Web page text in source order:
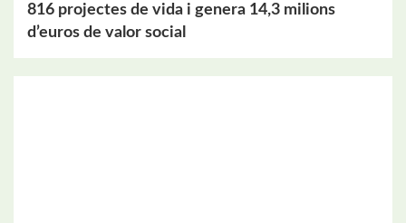
816 projectes de vida i genera 14,3 milions
d’euros de valor social